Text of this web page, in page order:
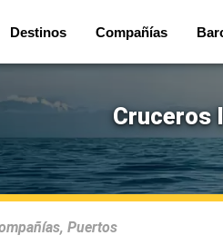
Destinos Compañías
Cruceros